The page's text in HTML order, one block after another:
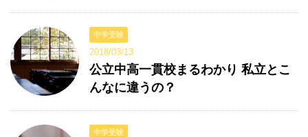
中学受験
2018/03/13
公立中高一貫校まるわかり 私立とこ
んなに違うの？
中学受験